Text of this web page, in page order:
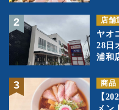
店舗
ヤオ
28日
浦和
商品
【